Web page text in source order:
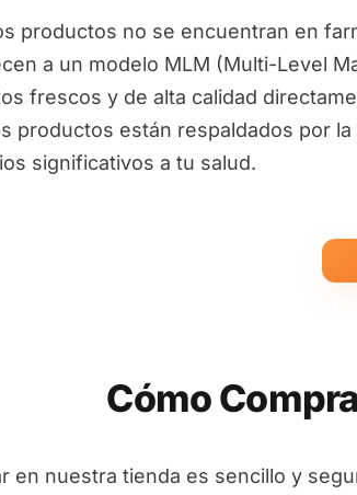
productos no se encuentran en
a un modelo MLM (Multi-Level
frescos y de alta calidad
productos están respaldados por
significativos a tu salud.
Cómo
en nuestra tienda es sencillo y